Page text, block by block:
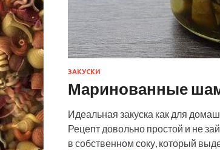
ЗАКУСКИ
Маринованные
Идеальная закуска как для
Рецепт довольно простой и не
в собственном соку, который